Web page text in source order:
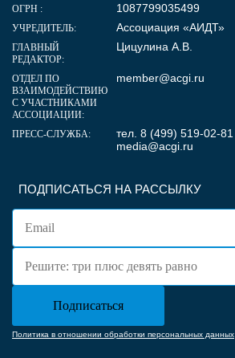
ПОДПИСАТЬСЯ НА РАССЫЛКУ
Политика в отношении обработки персональных данных
ОГРН : 1087799035499
УЧРЕДИТЕЛЬ: Ассоциация «АИДТ»
ГЛАВНЫЙ
РЕДАКТОР:
Цицулина А.В.
ОТДЕЛ ПО
ВЗАИМОДЕЙСТВИЮ
С УЧАСТНИКАМИ
АССОЦИАЦИИ:
member@acgi.ru
ПРЕСС-СЛУЖБА:
тел. 8 (499) 519-02-81
media@acgi.ru